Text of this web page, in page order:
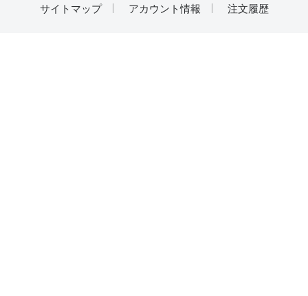
サイトマップ
アカウント情報 注文履歴